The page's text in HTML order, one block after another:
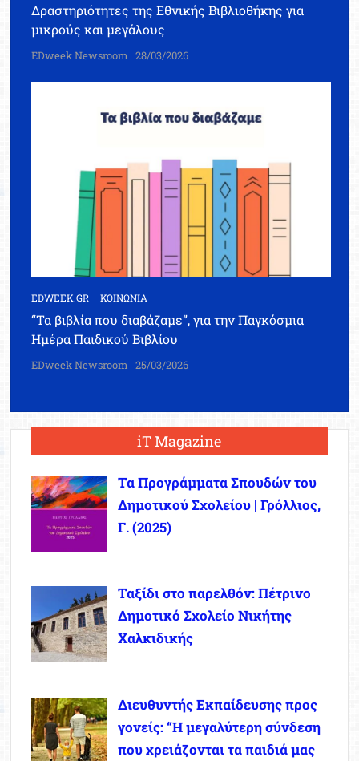
Δραστηριότητες της Εθνικής Βιβλιοθήκης για
μικρούς και μεγάλους
EDweek Newsroom 28/03/2026
EDWEEK.GR ΚΟΙΝΩΝΙΑ
“Τα βιβλία που διαβάζαμε”, για την Παγκόσμια
Ημέρα Παιδικού Βιβλίου
EDweek Newsroom 25/03/2026
iT Magazine
Τα Προγράμματα Σπουδών του
Δημοτικού Σχολείου | Γρόλλιος,
Γ. (2025)
Ταξίδι στο παρελθόν: Πέτρινο
Δημοτικό Σχολείο Νικήτης
Χαλκιδικής
Διευθυντής Εκπαίδευσης προς
γονείς: “Η μεγαλύτερη σύνδεση
που χρειάζονται τα παιδιά μας